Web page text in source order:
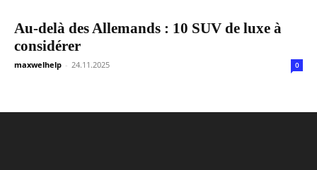
Au-delà des Allemands : 10 SUV de luxe à
considérer
maxwelhelp - 24.11.2025 0